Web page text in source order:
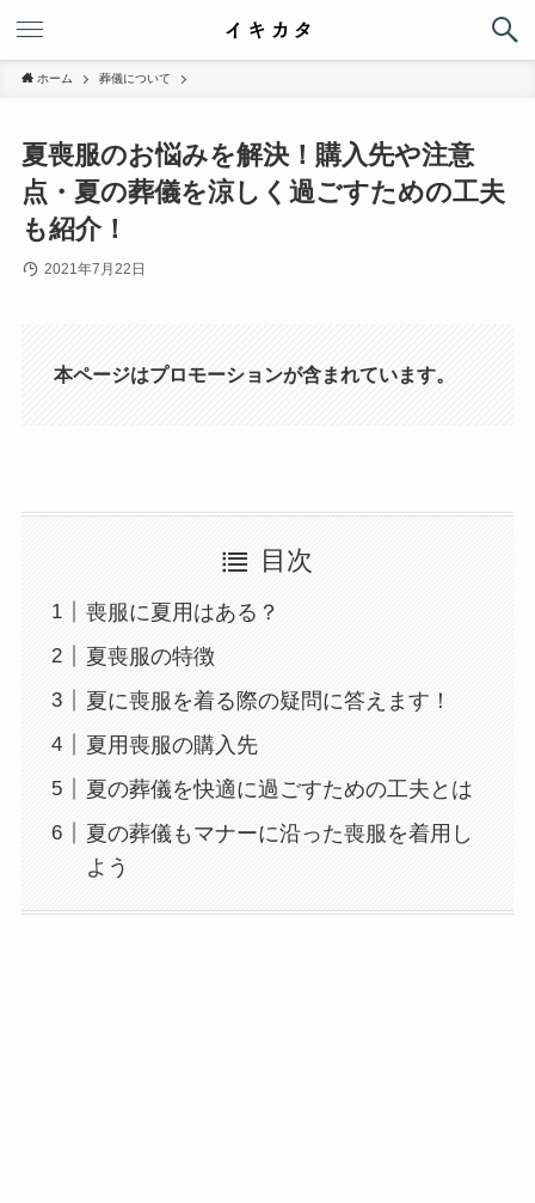
ホーム 葬儀について
夏喪服のお悩みを解決！購入先や注意
点・夏の葬儀を涼しく過ごすための工夫
も紹介！
2021年7月22日
本ページはプロモーションが含まれています。
目次
喪服に夏用はある？
夏喪服の特徴
夏に喪服を着る際の疑問に答えます！
夏用喪服の購入先
夏の葬儀を快適に過ごすための工夫とは
夏の葬儀もマナーに沿った喪服を着用し
よう